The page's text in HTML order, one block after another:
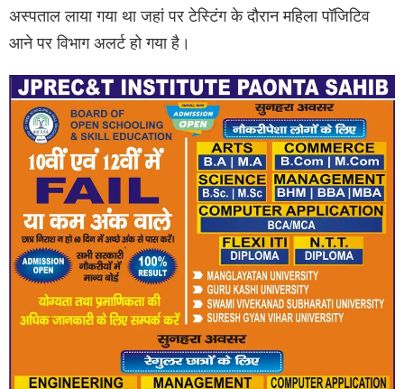
अस्पताल लाया गया था जहां पर टेस्टिंग के दौरान महिला पॉजिटिव
आने पर विभाग अलर्ट हो गया है।